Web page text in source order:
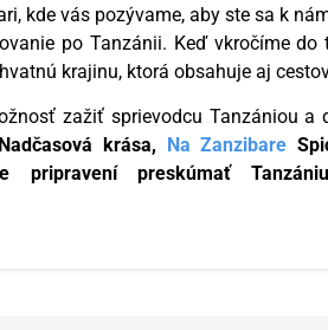
kde vás pozývame, aby ste sa k
po Tanzánii. Keď vkročíme do
krajinu, ktorá obsahuje aj
zažiť sprievodcu Tanzániou a
krása, Na Zanzibare
pripravení preskúmať